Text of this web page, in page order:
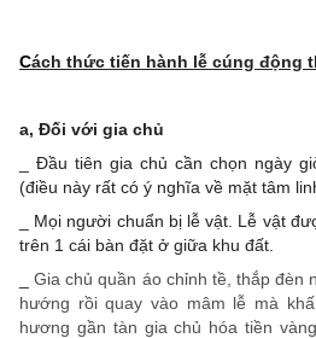
Cách thức tiến hành lễ cúng động
a, Đối với gia chủ
_ Đầu tiên gia chủ cần chọn ngày
(điều này rất có ý nghĩa về mặt tâm
_ Mọi người chuẩn bị lễ vật. Lễ vật
trên 1 cái bàn đặt ở giữa khu đất.
_Gia chủ quần áo chỉnh tề, thắp đèn
hướng rồi quay vào mâm lễ mà
hương gần tàn gia chủ hóa tiền